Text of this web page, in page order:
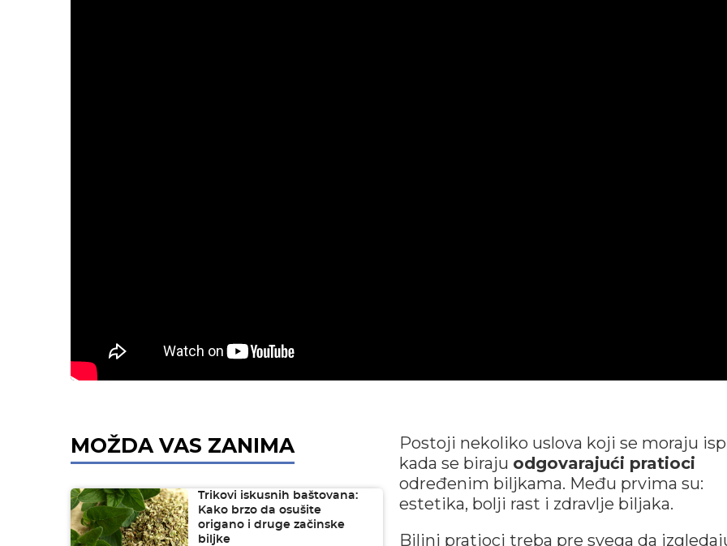
MOŽDA VAS ZANIMA
Trikovi iskusnih baštovana:
Kako brzo da osušite
origano i druge začinske
biljke
Postoji nekoliko uslova koji se moraju
kada se biraju odgovarajući pratioci
određenim biljkama. Među prvima su:
estetika, bolji rast i zdravlje biljaka.
Biljni pratioci treba pre svega da